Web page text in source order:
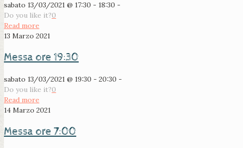
sabato 13/03/2021 @ 17:30 - 18:30 -
Do you like it?0
Read more
13 Marzo 2021
Messa ore 19:30
sabato 13/03/2021 @ 19:30 - 20:30 -
Do you like it?0
Read more
14 Marzo 2021
Messa ore 7:00